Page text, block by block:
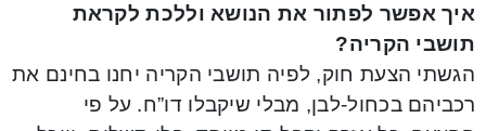
איך אפשר לפתור את הנושא וללכת לקראת
תושבי הקריה?
הגשתי הצעת חוק, לפיה תושבי הקריה יחנו בחינם את
רכביהם בכחול-לבן, מבלי שיקבלו דו”ח. על פי